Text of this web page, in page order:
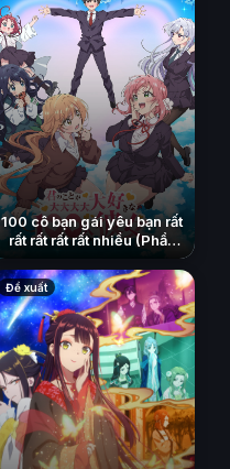
100 cô bạn gái yêu bạn rất
rất rất rất rất nhiều (Phần
Đề xuất